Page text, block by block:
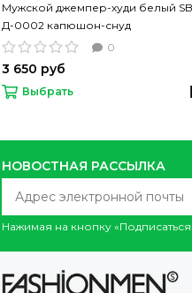
Мужской джемпер-худи белый SB
Д-0002 капюшон-снуд
0
3 650 руб
Выбрать
НОВОСТНАЯ РАССЫЛКА
Нажимая на кнопку